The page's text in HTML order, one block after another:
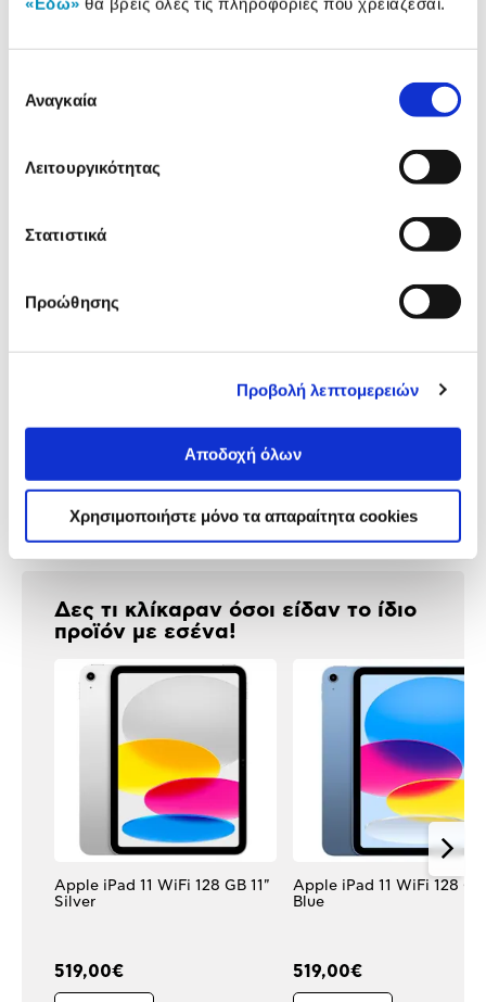
συγκατάθεσης
Αναγκαία
Λειτουργικότητας
Στατιστικά
Προώθησης
Προβολή λεπτομερειών
Αποδοχή όλων
Χρησιμοποιήστε μόνο τα απαραίτητα cookies
Apple Pencil (1st Generation) 2022
119,00 €
Αναλυτική
Προδιαγραφές
Αξιολογήσεις
Αξιολογήσεις
Δες τι κλίκαραν όσοι είδαν το ίδιο
προϊόν με εσένα!
Apple iPad 11 WiFi 128 GB 11"
Silver
519,00€
Apple iPad 11 WiFi 128 GB
Blue
519,00€